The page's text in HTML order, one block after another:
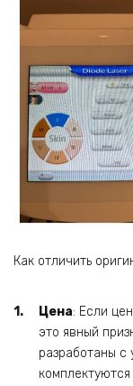
Как отличить
Цена: Если
это явный
разработаны с